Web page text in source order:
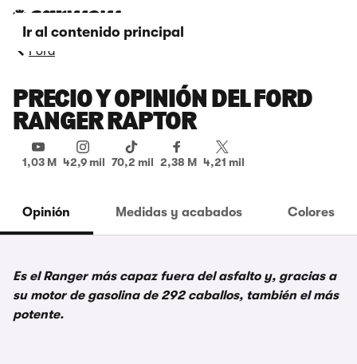
Ir al contenido principal
Ford
PRECIO Y OPINIÓN DEL FORD
RANGER RAPTOR
1,03 M 42,9 mil 70,2 mil 2,38 M 4,21 mil
Opinión Medidas y acabados Colores
Es el Ranger más capaz fuera del asfalto y, gracias a
su motor de gasolina de 292 caballos, también el más
potente.